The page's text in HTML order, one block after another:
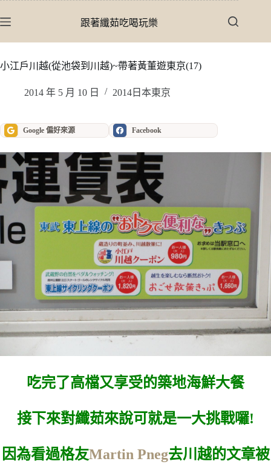
至
內
跟著纖茹吃喝玩樂
小江戶川越(從池袋到川越)~帶著黃董遊東京(17)
2014 年 5 月 10 日 2014日本東京
Google 偏好來源 Facebook
吃完了高檔又享受的築地海鮮大餐
接下來對纖茹來說可就是一大挑戰囉!
因為看過格友Martin Pneg去川越的文章被